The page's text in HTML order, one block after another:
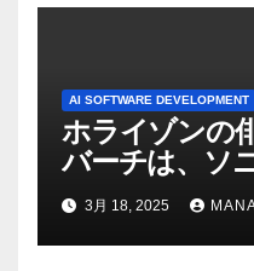
AI SOFTWARE DEVELOPMENT
ホライゾンの
バーチは、ソ
ビデオを見て
マンスという
感じた」と語
3月 18, 2025